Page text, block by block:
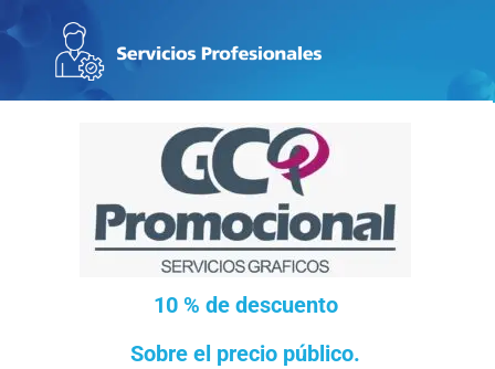
10% de descuento
Sobre el precio público.